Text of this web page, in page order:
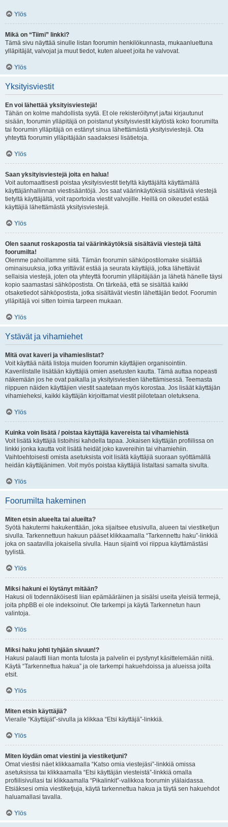
Ylös
Mikä on “Tiimi” linkki?
Tämä sivu näyttää sinulle listan foorumin henkilökunnasta, mukaanluettuna
ylläpitäjät, valvojat ja muut tiedot, kuten alueet joita he valvovat.
Ylös
Yksityisviestit
En voi lähettää yksityisviestejä!
Tähän on kolme mahdollista syytä. Et ole rekisteröitynyt ja/tai kirjautunut
sisään, foorumin ylläpitäjä on poistanut yksityisviestit käytöstä koko foorumilta
tai foorumin ylläpitäjä on estänyt sinua lähettämästä yksityisviestejä. Ota
yhteyttä foorumin ylläpitäjään saadaksesi lisätietoja.
Ylös
Saan yksityisviestejä joita en halua!
Voit automaattisesti poistaa yksityisviestit tietyltä käyttäjältä käyttämällä
käyttäjänhallinnan viestisääntöjä. Jos saat väärinkäytöksiä sisältäviä viestejä
tietyltä käyttäjältä, voit raportoida viestit valvojille. Heillä on oikeudet estää
käyttäjiä lähettämästä yksityisviestejä.
Ylös
Olen saanut roskapostia tai väärinkäytöksiä sisältäviä viestejä tältä
foorumilta!
Olemme pahoillamme siitä. Tämän foorumin sähköpostilomake sisältää
ominaisuuksia, jotka yrittävät estää ja seurata käyttäjiä, jotka lähettävät
sellaisia viestejä, joten ota yhteyttä foorumin ylläpitäjään ja lähetä hänelle täysi
kopio saamastasi sähköpostista. On tärkeää, että se sisältää kaikki
otsaketiedot sähköpostista, jotka sisältävät viestin lähettäjän tiedot. Foorumin
ylläpitäjä voi sitten toimia tarpeen mukaan.
Ylös
Ystävät ja vihamiehet
Mitä ovat kaveri ja vihamieslistat?
Voit käyttää näitä listoja muiden foorumin käyttäjien organisointiin.
Kaverilistalle lisätään käyttäjiä omien asetusten kautta. Tämä auttaa nopeasti
näkemään jos he ovat paikalla ja yksityisviestien lähettämisessä. Teemasta
riippuen näiden käyttäjien viestit saatetaan myös korostaa. Jos lisäät käyttäjän
vihamieheksi, kaikki käyttäjän kirjoittamat viestit piilotetaan oletuksena.
Ylös
Kuinka voin lisätä / poistaa käyttäjiä kavereista tai vihamiehistä
Voit lisätä käyttäjiä listoihisi kahdella tapaa. Jokaisen käyttäjän profiilissa on
linkki jonka kautta voit lisätä heidät joko kavereihin tai vihamiehiin.
Vaihtoehtoisesti omista asetuksista voit lisätä käyttäjiä suoraan syöttämällä
heidän käyttäjänimen. Voit myös poistaa käyttäjiä listaltasi samalta sivulta.
Ylös
Foorumilta hakeminen
Miten etsin alueelta tai alueilta?
Syötä hakutermi hakukenttään, joka sijaitsee etusivulla, alueen tai viestiketjun
sivulla. Tarkennettuun hakuun pääset klikkaamalla “Tarkennettu haku”-linkkiä
joka on saatavilla jokaisella sivulla. Haun sijainti voi riippua käyttämästäsi
tyylistä.
Ylös
Miksi hakuni ei löytänyt mitään?
Hakusi oli todennäköisesti liian epämääräinen ja sisälsi useita yleisiä termejä,
joita phpBB ei ole indeksoinut. Ole tarkempi ja käytä Tarkennetun haun
valintoja.
Ylös
Miksi haku johti tyhjään sivuun!?
Hakusi palautti liian monta tulosta ja palvelin ei pystynyt käsittelemään niitä.
Käytä “Tarkennettua hakua” ja ole tarkempi hakuehdoissa ja alueissa joilta
etsit.
Ylös
Miten etsin käyttäjiä?
Vieraile “Käyttäjät”-sivulla ja klikkaa “Etsi käyttäjä”-linkkiä.
Ylös
Miten löydän omat viestini ja viestiketjuni?
Omat viestisi näet klikkaamalla “Katso omia viestejäsi”-linkkiä omissa
asetuksissa tai klikkaamalla “Etsi käyttäjän viesteistä”-linkkiä omalla
profiilisivullasi tai klikkaamalla “Pikalinkit”-valikkoa foorumin ylälaidassa.
Etsiäksesi omia viestiketjuja, käytä tarkennettua hakua ja täytä sen hakuehdot
haluamallasi tavalla.
Ylös